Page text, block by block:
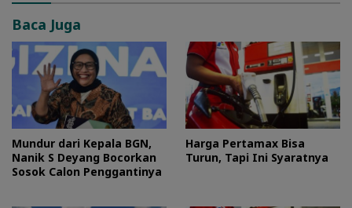
Baca Juga
Mundur dari Kepala BGN,
Nanik S Deyang Bocorkan
Sosok Calon Penggantinya
Harga Pertamax Bisa
Turun, Tapi Ini Syaratnya